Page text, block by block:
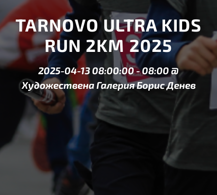
TARNOVO ULTRA KIDS
RUN 2KM 2025
2025-04-13 08:00:00-08:00 @
Художествена Галерия Борис Денев